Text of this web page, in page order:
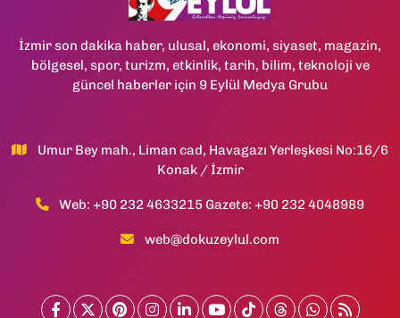
İzmir son dakika haber, ulusal, ekonomi, siyaset, magazin,
bölgesel, spor, turizm, etkinlik, tarih, bilim, teknoloji ve
güncel haberler için 9 Eylül Medya Grubu
Umur Bey mah., Liman cad, Havagazı Yerleşkesi No:16/6
Konak / İzmir
Web: +90 232 4633215 Gazete: +90 232 4048989
web@dokuzeylul.com